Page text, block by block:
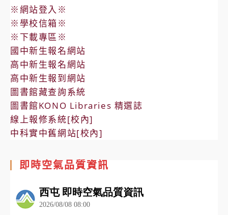
※網站登入※
※學校信箱※
※下載專區※
國中新生報名網站
高中新生報名網站
高中新生報到網站
圖書館藏查詢系統
圖書館KONO Libraries 精選誌
線上報修系統[校內]
中科實中舊網站[校內]
即時空氣品質資訊